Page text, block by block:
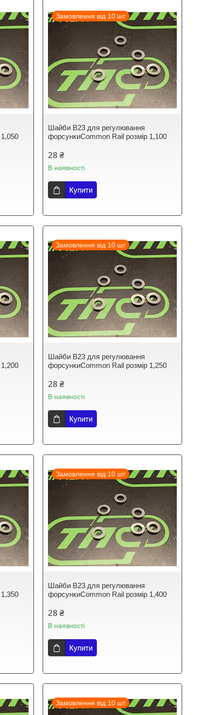
Замовлення від 10 шт
Шайби B23 для регулювання
форсункиCommon Rail розмір 1,100
28 ₴
В наявності
Купити
Замовлення від 10 шт
Шайби B23 для регулювання
форсункиCommon Rail розмір 1,250
28 ₴
В наявності
Купити
Замовлення від 10 шт
Шайби B23 для регулювання
форсункиCommon Rail розмір 1,400
28 ₴
В наявності
Купити
Замовлення від 10 шт